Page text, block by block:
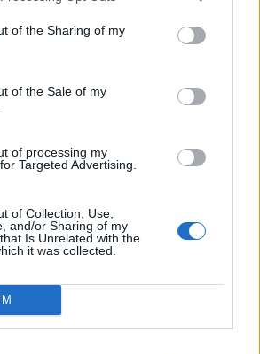
of the Sharing of my
of the Sale of my
of processing my
Targeted Advertising.
of Collection, Use,
and/or Sharing of my
Is Unrelated with the
it was collected.
06/08/2026
cai e deixa indústria à espera de
2026